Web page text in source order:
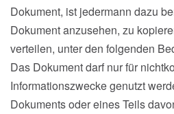
Dokument, ist jedermann dazu
Dokument anzusehen, zu
verteilen, unter den folgenden
Das Dokument darf nur für
Informationszwecke genutzt
Dokuments oder eines Teils